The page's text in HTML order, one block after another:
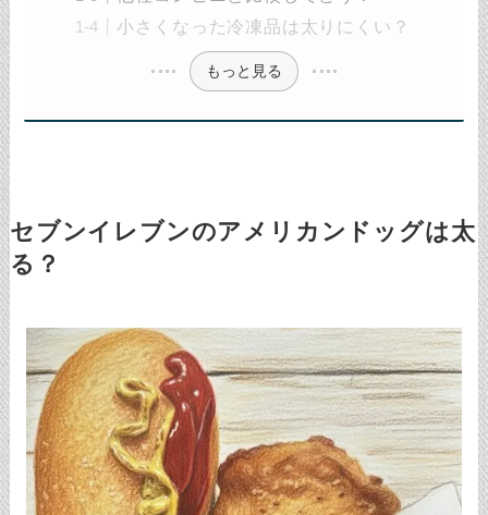
小さくなった冷凍品は太りにくい？
もっと見る
セブンイレブンのアメリカンドッグは太
る？